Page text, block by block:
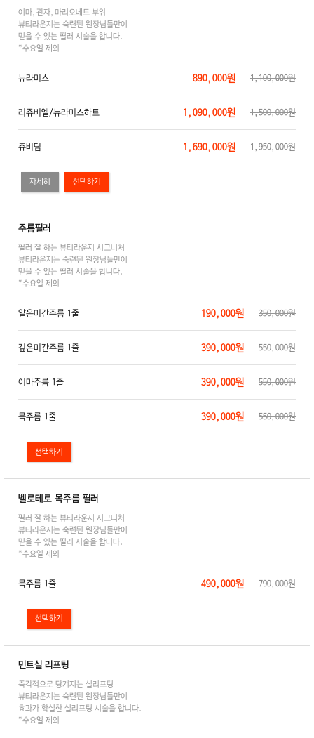
이마,관자,마리오네트 부위
뷰티라운지는 숙련된 원장님들만이
믿을 수 있는 필러 시술을 합니다.
*수요일 제외
자세히
뉴라미스 890,000원 1,100,000원
리쥬비엘/뉴라미스하트 1,090,000원 1,500,000원
쥬비덤 1,690,000원 1,950,000원
주름필러
필러 잘 하는 뷰티라운지 시그니처
뷰티라운지는 숙련된 원장님들만이
믿을 수 있는 필러 시술을 합니다.
*수요일 제외
얕은미간주름 1줄 190,000원 350,000원
깊은미간주름 1줄 390,000원 550,000원
이마주름 1줄 390,000원 550,000원
목주름 1줄 390,000원 550,000원
벨로테로 목주름 필러
필러 잘 하는 뷰티라운지 시그니처
뷰티라운지는 숙련된 원장님들만이
믿을 수 있는 필러 시술을 합니다.
*수요일 제외
목주름 1줄 490,000원 790,000원
민트실 리프팅
즉각적으로 당겨지는 실리프팅
뷰티라운지는 숙련된 원장님들만이
효과가 확실한 실리프팅 시술을 합니다.
*수요일 제외